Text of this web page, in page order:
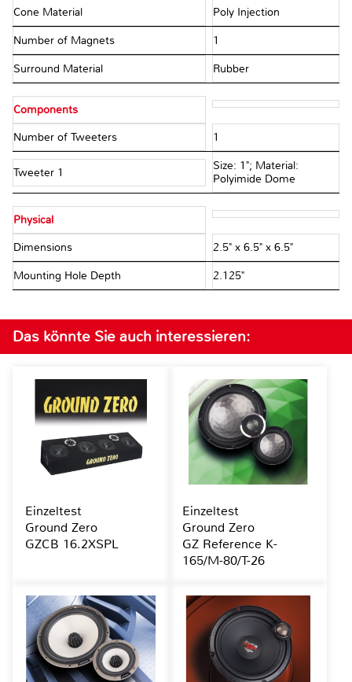
Cone Material Poly Injection
Number of Magnets 1
Surround Material Rubber
Components
Number of Tweeters 1
Tweeter 1
Size: 1"; Material:
Polyimide Dome
Physical
Dimensions 2.5" x 6.5" x 6.5"
Mounting Hole Depth 2.125"
Das könnte Sie auch interessieren:
Einzeltest
Ground Zero
GZCB 16.2XSPL
Einzeltest
Ground Zero
GZ Reference K-
165/M-80/T-26